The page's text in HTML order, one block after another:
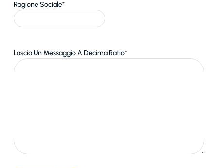
Ragione Sociale*
Lascia Un Messaggio A Decima Ratio*